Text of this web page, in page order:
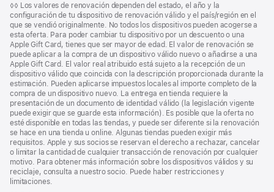
Nota
a
pie
de
página
◊◊ Los valores de renovación dependen del estado, el año y la
configuración de tu dispositivo de renovación válido y el país/región en el
que se vendió originalmente. No todos los dispositivos pueden acogerse a
esta oferta. Para poder cambiar tu dispositivo por un descuento o una
Apple Gift Card, tienes que ser mayor de edad. El valor de renovación se
puede aplicar a la compra de un dispositivo válido nuevo o añadirse a una
Apple Gift Card. El valor real atribuido está sujeto a la recepción de un
dispositivo válido que coincida con la descripción proporcionada durante la
estimación. Pueden aplicarse impuestos locales al importe completo de la
compra de un dispositivo nuevo. La entrega en tienda requiere la
presentación de un documento de identidad válido (la legislación vigente
puede exigir que se guarde esta información). Es posible que la oferta no
esté disponible en todas las tiendas, y puede ser diferente si la renovación
se hace en una tienda u online. Algunas tiendas pueden exigir más
requisitos. Apple y sus socios se reservan el derecho a rechazar, cancelar
o limitar la cantidad de cualquier transacción de renovación por cualquier
motivo. Para obtener más información sobre los dispositivos válidos y su
reciclaje, consulta a nuestro socio. Puede haber restricciones y
limitaciones.